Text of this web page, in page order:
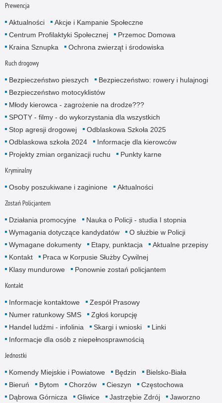
Prewencja
Aktualności
Akcje i Kampanie Społeczne
Centrum Profilaktyki Społecznej
Przemoc Domowa
Kraina Sznupka
Ochrona zwierząt i środowiska
Ruch drogowy
Bezpieczeństwo pieszych
Bezpieczeństwo: rowery i hulajnogi
Bezpieczeństwo motocyklistów
Młody kierowca - zagrożenie na drodze???
SPOTY - filmy - do wykorzystania dla wszystkich
Stop agresji drogowej
Odblaskowa Szkoła 2025
Odblaskowa szkoła 2024
Informacje dla kierowców
Projekty zmian organizacji ruchu
Punkty karne
Kryminalny
Osoby poszukiwane i zaginione Aktualności
Zostań Policjantem
Działania promocyjne
Nauka o Policji - studia I stopnia
Wymagania dotyczące kandydatów
O służbie w Policji
Wymagane dokumenty
Etapy, punktacja
Aktualne przepisy
Kontakt
Praca w Korpusie Służby Cywilnej
Klasy mundurowe
Ponownie zostań policjantem
Kontakt
Informacje kontaktowe
Zespół Prasowy
Numer ratunkowy SMS
Zgłoś korupcję
Handel ludźmi - infolinia
Skargi i wnioski
Linki
Informacje dla osób z niepełnosprawnością
Jednostki
Komendy Miejskie i Powiatowe Będzin
Bielsko-Biała
Bieruń
Bytom Chorzów Cieszyn
Częstochowa
Dąbrowa Górnicza
Gliwice Jastrzębie Zdrój
Jaworzno